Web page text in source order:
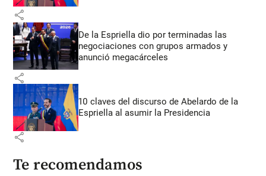
share
De la Espriella dio por terminadas las
negociaciones con grupos armados y
anunció megacárceles
share
10 claves del discurso de Abelardo de la
Espriella al asumir la Presidencia
share
Te recomendamos